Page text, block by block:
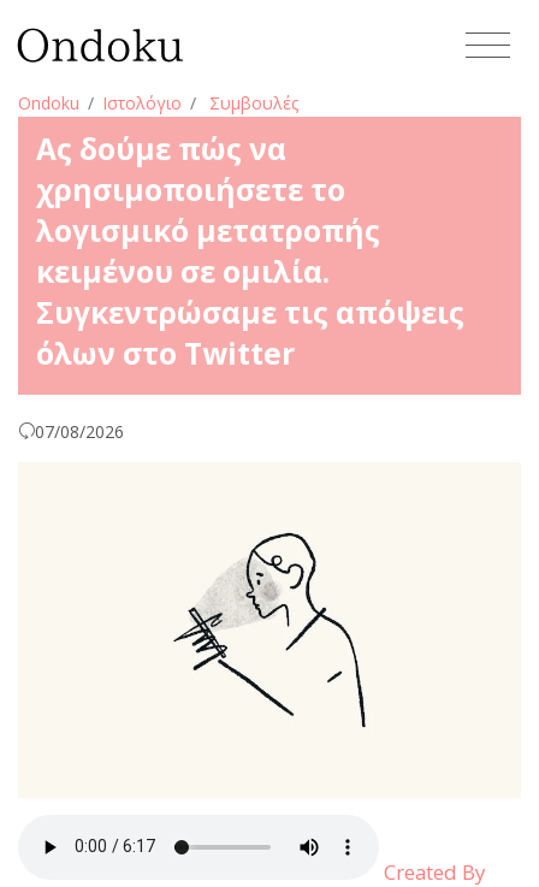
Ondoku Ιστολόγιο Συμβουλές
Ας δούμε πώς να
χρησιμοποιήσετε το
λογισμικό μετατροπής
κειμένου σε ομιλία.
Συγκεντρώσαμε τις απόψεις
όλων στο Twitter
07/08/2026
Created By